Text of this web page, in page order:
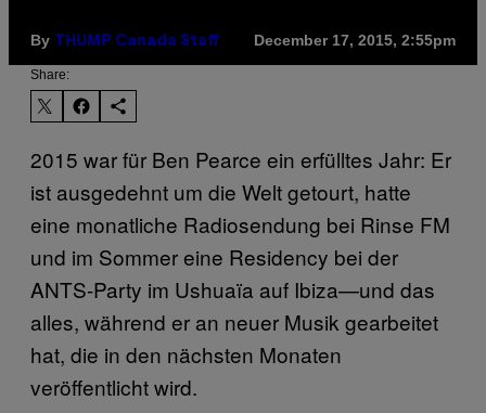
By THUMP Canada Staff December 17, 2015, 2:55pm
Share:
2015 war für Ben Pearce ein erfülltes Jahr: Er
ist ausgedehnt um die Welt getourt, hatte
eine monatliche Radiosendung bei Rinse FM
und im Sommer eine Residency bei der
ANTS-Party im Ushuaïa auf Ibiza—und das
alles, während er an neuer Musik gearbeitet
hat, die in den nächsten Monaten
veröffentlicht wird.